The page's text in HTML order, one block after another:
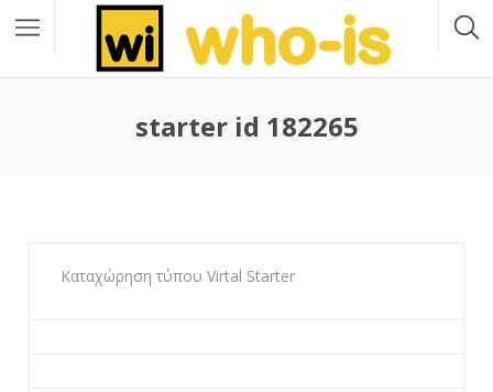
starter id 182265
Καταχώρηση τύπου Virtal Starter